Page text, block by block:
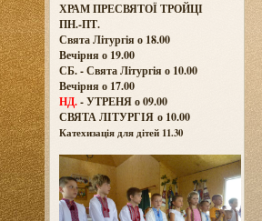
ХРАМ ПРЕСВЯТОЇ ТРОЙЦІ
ПН.-ПТ.
Свята Літургія о 18.00
Вечірня о 19.00
СБ. - Свята Літургія о 10.00
Вечірня о 17.00
НД.- УТРЕНЯ о 09.00
СВЯТА ЛІТУРГІЯ о 10.00
Катехизація для дітей 11.30